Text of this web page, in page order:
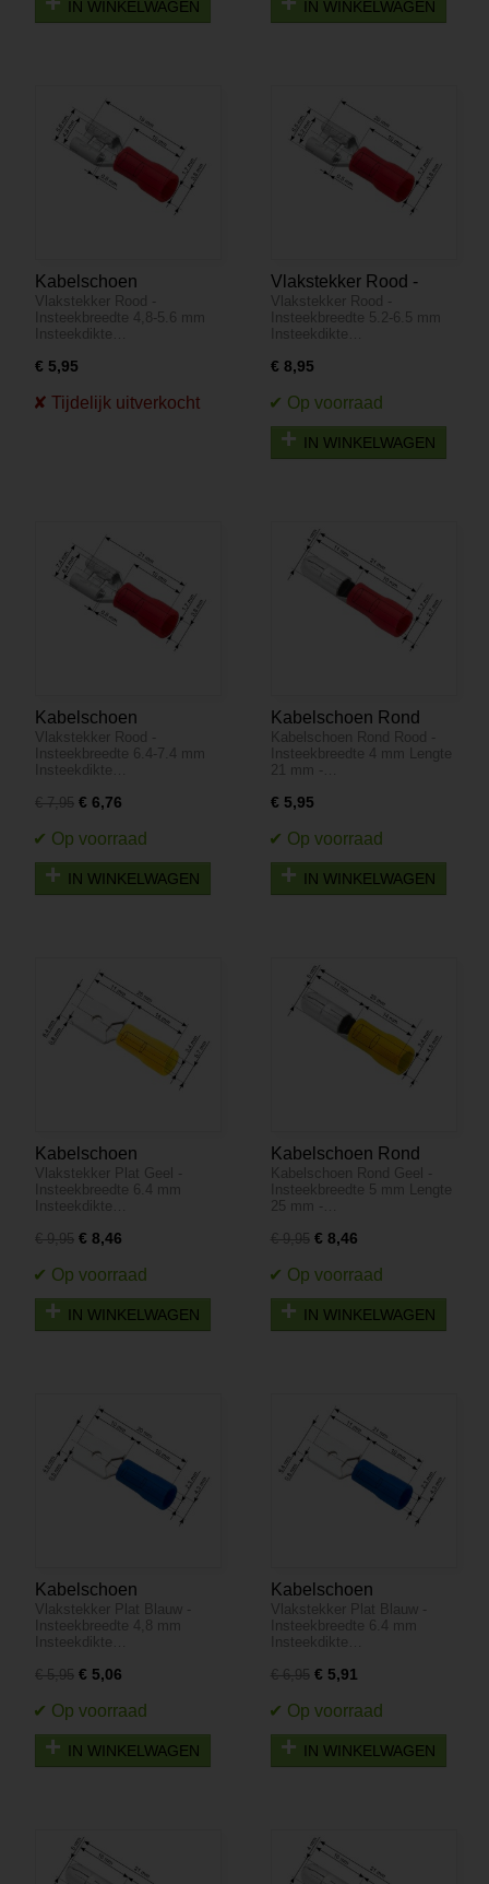
IN WINKELWAGEN IN WINKELWAGEN
Kabelschoen
Vlakstekker 100 stuks -
Rood - Insteekbreedte
0.8 mm
Vlakstekker Rood -
Insteekbreedte 4,8-5.6 mm
Insteekdikte…
€ 5,95
Vlakstekker Rood -
Insteekbreedte 5.2-6.5
mm Insteekdikte 0.5 mm
Vlakstekker Rood -
Insteekbreedte 5.2-6.5 mm
Insteekdikte…
€ 8,95
IN WINKELWAGEN
Kabelschoen
Vlakstekker 100 stuks -
Rood - Insteekbreedte
0.8 mm
Vlakstekker Rood -
Insteekbreedte 6.4-7.4 mm
Insteekdikte…
€ 7,95 € 6,76
IN WINKELWAGEN
Kabelschoen Rond
Rood - Insteekbreedte 4
mm Lengte 21 mm - 100
Kabelschoen Rond Rood -
Insteekbreedte 4 mm Lengte
21 mm -…
€ 5,95
IN WINKELWAGEN
Kabelschoen
Vlakstekker 100 stuks -
Plat Geel -
Insteekdikte 0.8 mm
Vlakstekker Plat Geel -
Insteekbreedte 6.4 mm
Insteekdikte…
€ 9,95 € 8,46
IN WINKELWAGEN
Kabelschoen Rond
Geel - Insteekbreedte 5
mm Lengte 25 mm - 100
Kabelschoen Rond Geel -
Insteekbreedte 5 mm Lengte
25 mm -…
€ 9,95 € 8,46
IN WINKELWAGEN
Kabelschoen
Vlakstekker 100 stuks -
Plat Blauw -
Insteekdikte 0.5 mm
Vlakstekker Plat Blauw -
Insteekbreedte 4,8 mm
Insteekdikte…
€ 5,95 € 5,06
IN WINKELWAGEN
Kabelschoen
Vlakstekker 100 stuks -
Plat Blauw -
Insteekdikte 0.8 mm
Vlakstekker Plat Blauw -
Insteekbreedte 6.4 mm
Insteekdikte…
€ 6,95 € 5,91
IN WINKELWAGEN